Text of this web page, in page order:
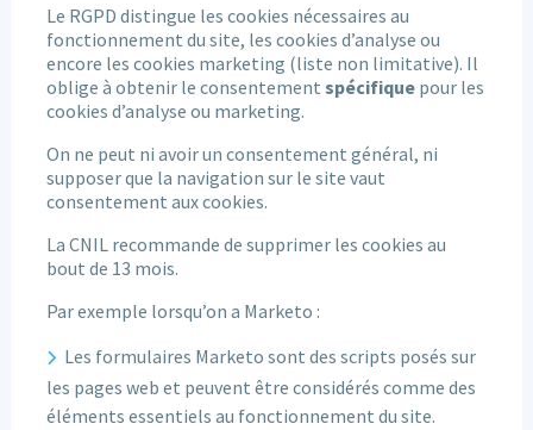
Le RGPD distingue les cookies nécessaires au
fonctionnement du site, les cookies d’analyse ou
encore les cookies marketing (liste non limitative). Il
oblige à obtenir le consentement spécifiquepour les
cookies d’analyse ou marketing.
On ne peut ni avoir un consentement général, ni
supposer que la navigation sur le site vaut
consentement aux cookies.
La CNIL recommande de supprimer les cookies au
bout de 13 mois.
Par exemple lorsqu’on a Marketo :
Les formulaires Marketo sont des scripts posés sur
les pages web et peuvent être considérés comme des
éléments essentiels au fonctionnement du site.